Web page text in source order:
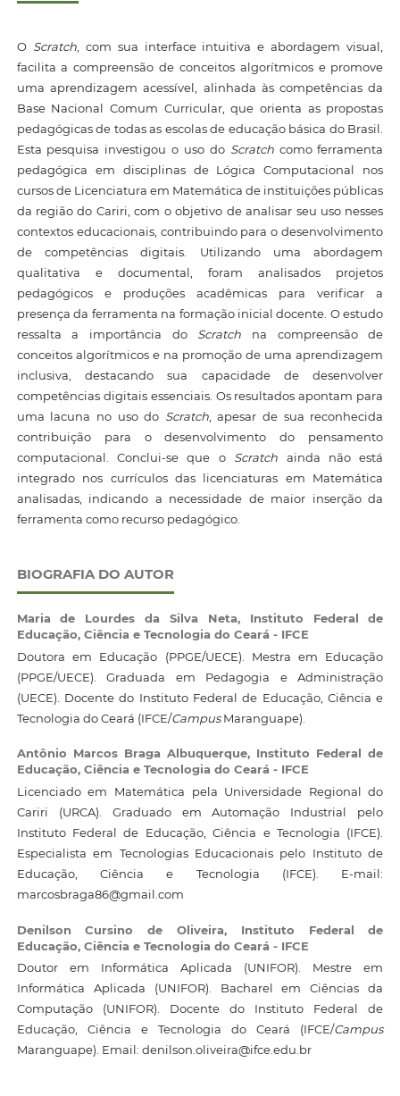
O Scratch, com sua interface intuitiva e abordagem visual,
facilita a compreensão de conceitos algorítmicos e promove
uma aprendizagem acessível, alinhada às competências da
Base Nacional Comum Curricular, que orienta as propostas
pedagógicas de todas as escolas de educação básica do Brasil.
Esta pesquisa investigou o uso do Scratchcomo ferramenta
pedagógica em disciplinas de Lógica Computacional nos
cursos de Licenciatura em Matemática de instituições públicas
da região do Cariri, com o objetivo de analisar seu uso nesses
contextos educacionais, contribuindo para o desenvolvimento
de competências digitais. Utilizando uma abordagem
qualitativa e documental, foram analisados projetos
pedagógicos e produções acadêmicas para verificar a
presença da ferramenta na formação inicial docente. O estudo
ressalta a importância do Scratch na compreensão de
conceitos algorítmicos e na promoção de uma aprendizagem
inclusiva, destacando sua capacidade de desenvolver
competências digitais essenciais. Os resultados apontam para
uma lacuna no uso do Scratch, apesar de sua reconhecida
contribuição para o desenvolvimento do pensamento
computacional. Conclui-se que o Scratch ainda não está
integrado nos currículos das licenciaturas em Matemática
analisadas, indicando a necessidade de maior inserção da
ferramenta como recurso pedagógico.
BIOGRAFIA DO AUTOR
Maria de Lourdes da Silva Neta, Instituto Federal de
Educação, Ciência e Tecnologia do Ceará - IFCE
Doutora em Educação (PPGE/UECE). Mestra em Educação
(PPGE/UECE). Graduada em Pedagogia e Administração
(UECE). Docente do Instituto Federal de Educação, Ciência e
Tecnologia do Ceará (IFCE/CampusMaranguape).
Antônio Marcos Braga Albuquerque, Instituto Federal de
Educação, Ciência e Tecnologia do Ceará - IFCE
Licenciado em Matemática pela Universidade Regional do
Cariri (URCA). Graduado em Automação Industrial pelo
Instituto Federal de Educação, Ciência e Tecnologia (IFCE).
Especialista em Tecnologias Educacionais pelo Instituto de
Educação, Ciência e Tecnologia (IFCE). E-mail:
marcosbraga86@gmail.com
Denilson Cursino de Oliveira, Instituto Federal de
Educação, Ciência e Tecnologia do Ceará - IFCE
Doutor em Informática Aplicada (UNIFOR). Mestre em
Informática Aplicada (UNIFOR). Bacharel em Ciências da
Computação (UNIFOR). Docente do Instituto Federal de
Educação, Ciência e Tecnologia do Ceará (IFCE/Campus
Maranguape). Email: denilson.oliveira@ifce.edu.br